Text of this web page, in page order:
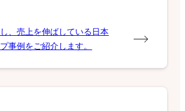
、売上を伸ばしている日本
事例をご紹介します。